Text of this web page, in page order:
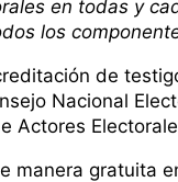
en todas y
los
de
Nacional
Actores
manera gratuita